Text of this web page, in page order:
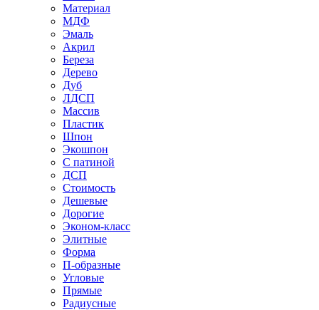
Материал
МДФ
Эмаль
Акрил
Береза
Дерево
Дуб
ЛДСП
Массив
Пластик
Шпон
Экошпон
С патиной
ДСП
Стоимость
Дешевые
Дорогие
Эконом-класс
Элитные
Форма
П-образные
Угловые
Прямые
Радиусные